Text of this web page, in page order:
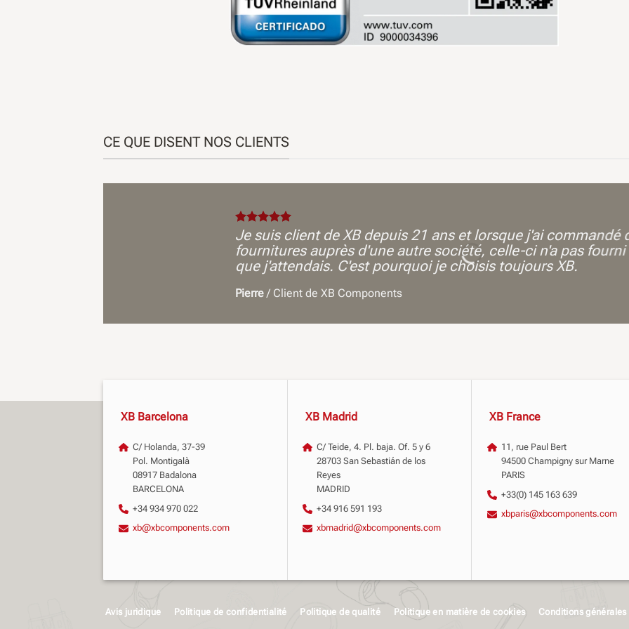
CE QUE DISENT NOS CLIENTS
Je suis client de XB depuis 21 ans et lorsque j'ai commandé
fournitures auprès d'une autre société, celle-ci n'a pas
que j'attendais. C'est pourquoi je choisis toujours XB.
Pierre / Client de XB Components
XB Barcelona
C/ Holanda, 37-39
Pol. Montigalà
08917 Badalona
BARCELONA
+34 934 970 022
xb@xbcomponents.com
XB Madrid
C/ Teide, 4. Pl. baja. Of. 5 y 6
28703 San Sebastián de los
Reyes
MADRID
+34 916 591 193
xbmadrid@xbcomponents.com
XB France
11, rue Paul Bert
94500 Champigny sur Marne
PARIS
+33(0) 145 163 639
xbparis@xbcomponents.com
Avis juridique Politique de confidentialité Politique de qualité Politique en matière de cookies Conditions générales